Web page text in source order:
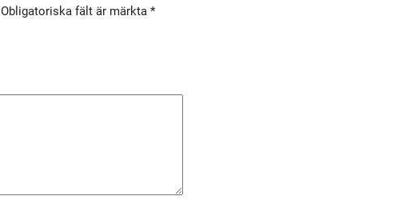
L
Obligatoriska fält är märkta *